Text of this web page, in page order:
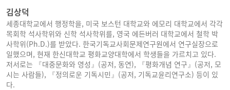
김상덕
세종대학교에서 행정학을, 미국 보스턴 대학교와 에모리 대학교에서 각각
목회학 석사학위와 신학 석사학위를, 영국 에든버러 대학교에서 철학 박
사학위(Ph.D.)를 받았다. 한국기독교사회문제연구원에서 연구실장으로
일했으며, 현재 한신대학교 평화교양대학에서 학생들을 가르치고 있다.
저서로는 『대중문화와 영성』(공저, 동연), 『평화개념 연구』(공저, 모
시는 사람들), 『정의로운 기독시민』(공저, 기독교윤리연구소) 등이 있
다.